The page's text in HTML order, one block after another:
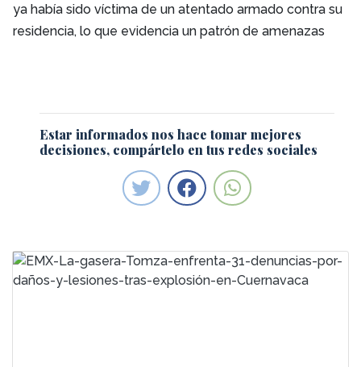
ya había sido víctima de un atentado armado contra su
residencia, lo que evidencia un patrón de amenazas
Estar informados nos hace tomar mejores
decisiones, compártelo en tus redes sociales